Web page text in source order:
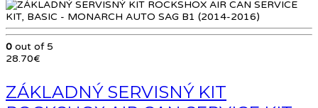
0 out of 5
28.70€
ZÁKLADNÝ SERVISNÝ KIT